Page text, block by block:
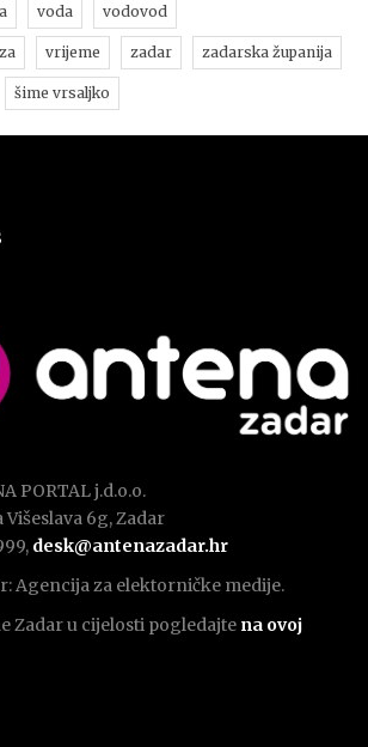
voda vodovod
vrijeme zadar zadarska županija
šime vrsaljko
PORTAL j.d.o.o.
6g, Zadar
desk@antenazadar.hr
Agencija za elektorničke medije.
Zadar u cijelosti pogledajte na ovoj